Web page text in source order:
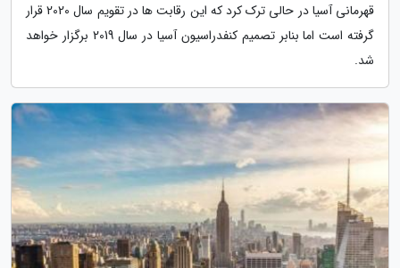
قهرمانی آسیا در حالی ترک کرد که این رقابت ها در تقویم سال 2020 قرار
گرفته است اما بنابر تصمیم کنفدراسیون آسیا در سال 2019 برگزار خواهد
شد.